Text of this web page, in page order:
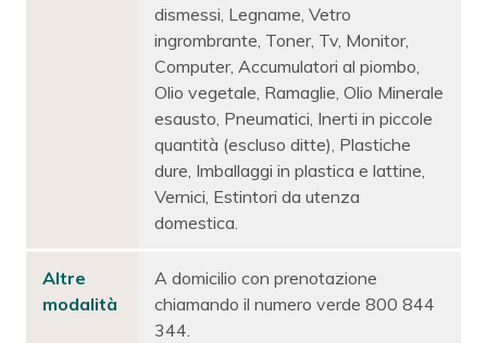
dismessi, Legname, Vetro
ingrombrante, Toner, Tv, Monitor,
Computer, Accumulatori al piombo,
Olio vegetale, Ramaglie, Olio Minerale
esausto, Pneumatici, Inerti in piccole
quantità (escluso ditte), Plastiche
dure, Imballaggi in plastica e lattine,
Vernici, Estintori da utenza
domestica.
Altre
modalità
A domicilio con prenotazione
chiamando il numero verde 800 844
344.